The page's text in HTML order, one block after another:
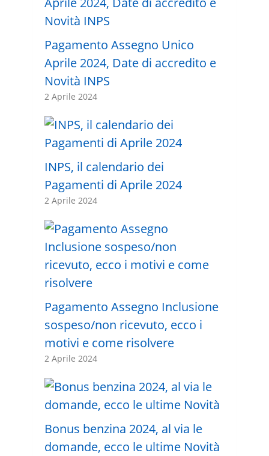
Pagamento Assegno Unico
Aprile 2024, Date di accredito e
Novità INPS
2 Aprile 2024
INPS, il calendario dei
Pagamenti di Aprile 2024
2 Aprile 2024
Pagamento Assegno Inclusione
sospeso/non ricevuto, ecco i
motivi e come risolvere
2 Aprile 2024
Bonus benzina 2024, al via le
domande, ecco le ultime Novità